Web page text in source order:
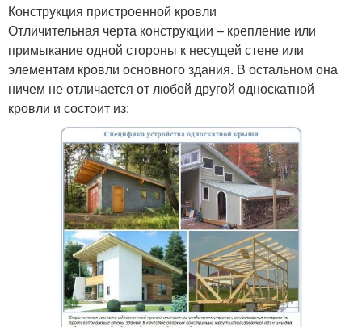
Конструкция пристроенной кровли
Отличительная черта конструкции – крепление или
примыкание одной стороны к несущей стене или
элементам кровли основного здания. В остальном она
ничем не отличается от любой другой односкатной
кровли и состоит из: